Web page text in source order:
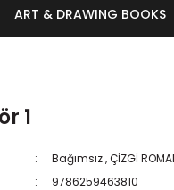
ART & DRAWING BOOKS
1
Bağımsız,ÇİZGİ
9786259463810